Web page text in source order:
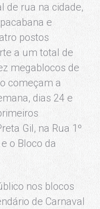
de rua na cidade,
e
postos
a um total de
megablocos de
começam a
dias 24 e
Gil, na Rua 1º
o Bloco da
nos blocos
de Carnaval